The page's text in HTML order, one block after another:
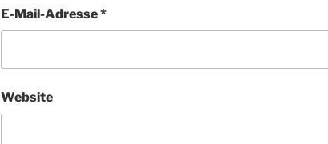
E-Mail-Adresse*
Website